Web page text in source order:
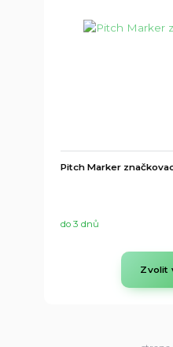
Pitch Marker
do 3 dnů
Zvolit